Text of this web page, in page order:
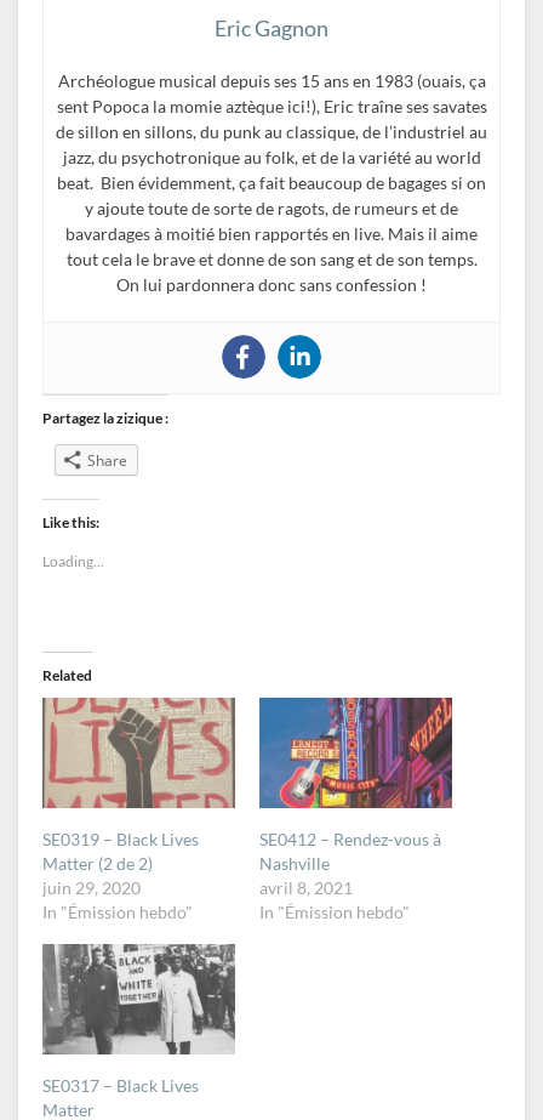
Eric Gagnon
Archéologue musical depuis ses 15 ans en 1983 (ouais, ça
sent Popoca la momie aztèque ici!), Eric traîne ses savates
de sillon en sillons, du punk au classique, de l’industriel au
jazz, du psychotronique au folk, et de la variété au world
beat. Bien évidemment, ça fait beaucoup de bagages si on
y ajoute toute de sorte de ragots, de rumeurs et de
bavardages à moitié bien rapportés en live. Mais il aime
tout cela le brave et donne de son sang et de son temps.
On lui pardonnera donc sans confession !
Partagez la zizique :
Share
Like this:
Loading...
Related
SE0319 – Black Lives
Matter (2 de 2)
juin 29, 2020
In "Émission hebdo"
SE0412 – Rendez-vous à
Nashville
avril 8, 2021
In "Émission hebdo"
SE0317 – Black Lives
Matter